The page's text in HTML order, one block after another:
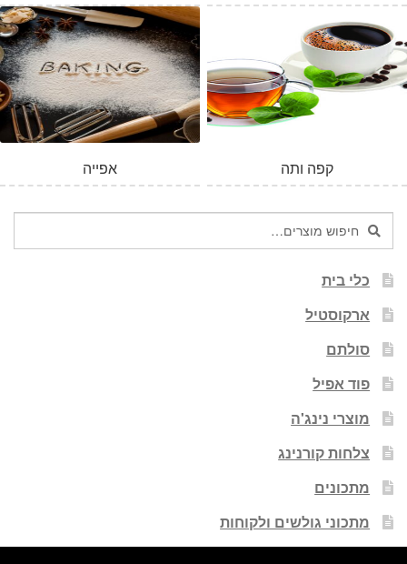
אפייה קפה ותה
חיפוש
עבור:
חיפוש
כלי בית
ארקוסטיל
סולתם
פוד אפיל
מוצרי נינג'ה
צלחות קורנינג
מתכונים
מתכוני גולשים ולקוחות